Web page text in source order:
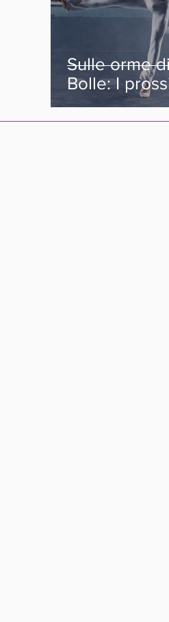
Sulle orme
Bolle: I
ballerini